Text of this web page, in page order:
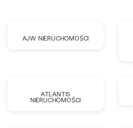
AJW NIERUCHOMOŚCI
ATLANTIS
NIERUCHOMOŚCI